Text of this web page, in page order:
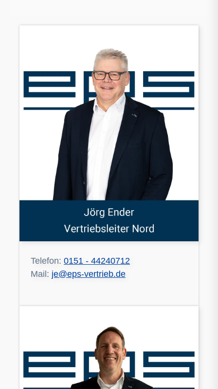
Telefon: 0151 - 44240712
Mail: je@eps-vertrieb.de